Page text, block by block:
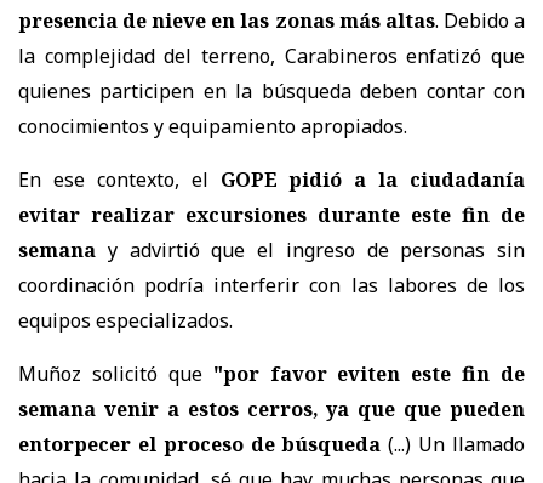
presencia de nieve en las zonas más altas. Debido a
la complejidad del terreno, Carabineros enfatizó que
quienes participen en la búsqueda deben contar con
conocimientos y equipamiento apropiados.
En ese contexto, el GOPE pidió a la ciudadanía
evitar realizar excursiones durante este fin de
semana y advirtió que el ingreso de personas sin
coordinación podría interferir con las labores de los
equipos especializados.
Muñoz solicitó que "por favor eviten este fin de
semana venir a estos cerros, ya que que pueden
entorpecer el proceso de búsqueda (...) Un llamado